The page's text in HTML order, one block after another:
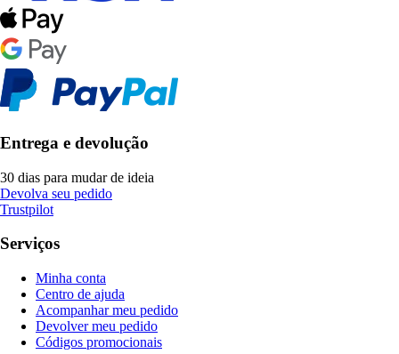
Entrega e devolução
30 dias para mudar de ideia
Devolva seu pedido
Trustpilot
Serviços
Minha conta
Centro de ajuda
Acompanhar meu pedido
Devolver meu pedido
Códigos promocionais